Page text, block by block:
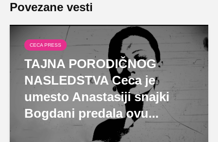
Povezane vesti
CECA PRESS
TAJNA PORODIČNOG
NASLEDSTVA Ceca je
umesto Anastasiji snajki
Bogdani predala ovu...